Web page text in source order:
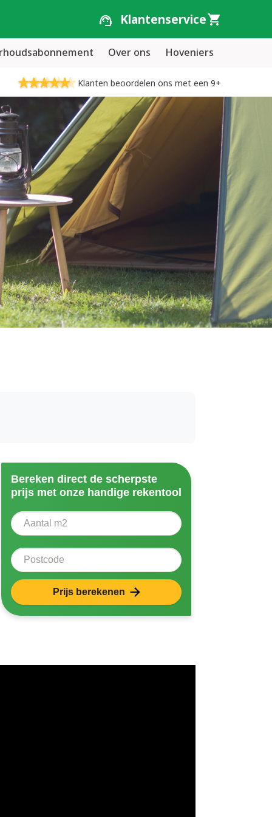
Klantenservice
Over ons Hoveniers
Klanten beoordelen ons met een 9+
Bereken direct de scherpste
prijs met onze handige rekentool
Aantal vierkante meter
Postcode
Prijs berekenen